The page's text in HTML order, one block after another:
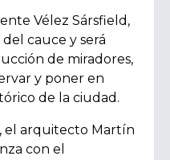
Vélez Sársfield,
cauce y será
de miradores,
y poner en
de la ciudad.
el arquitecto Martín
con el